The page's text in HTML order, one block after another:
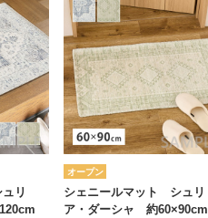
リ
オープン
シェニールマット シュリ
ア・ダーシャ 約60×90cm